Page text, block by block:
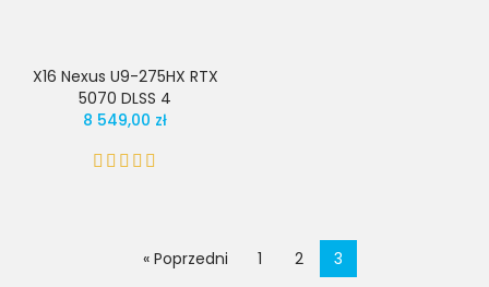
X16 Nexus U9-275HX RTX
5070 DLSS 4
8 549,00 zł
« Poprzedni 1 2 3